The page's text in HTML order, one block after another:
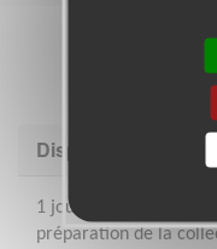
Disponibilité
1 journée par
préparation de la